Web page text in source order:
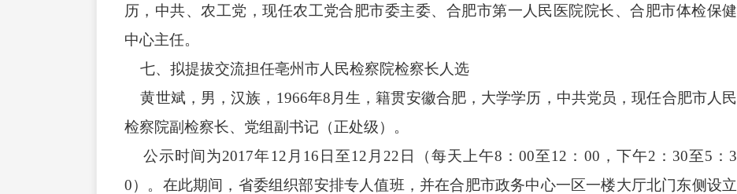
历，中共、农工党，现任农工党合肥市委主委、合肥市第一人民医院院长、合肥市体检保健
中心主任。
七、拟提拔交流担任亳州市人民检察院检察长人选
黄世斌，男，汉族，1966年8月生，籍贯安徽合肥，大学学历，中共党员，现任合肥市人民
检察院副检察长、党组副书记（正处级）。
公示时间为2017年12月16日至12月22日（每天上午8：00至12：00，下午2：30至5：3
0）。在此期间，省委组织部安排专人值班，并在合肥市政务中心一区一楼大厅北门东侧设立